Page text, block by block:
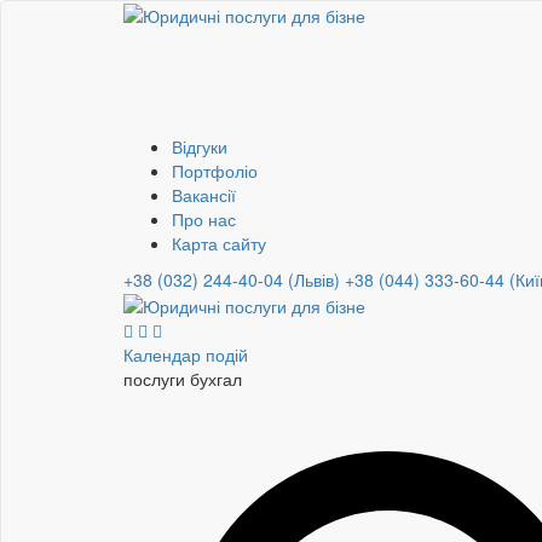
Відгуки
Портфоліо
Вакансії
Про нас
Карта сайту
+38 (032) 244-40-04 (Львів) +38 (044) 333-60-44
Календар подій
послуги